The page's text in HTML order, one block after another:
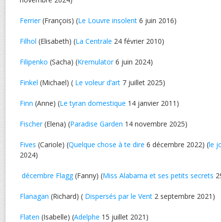
Ferrier(François) (Le Louvre insolent 6 juin 2016)
Filhol (Elisabeth) (La Centrale 24 février 2010)
Filipenko (Sacha) (Kremulator6 juin 2024)
Finkel (Michael) ( Le voleur d’art 7 juillet 2025)
Finn (Anne) (Le tyran domestique 14 janvier 2011)
Fischer(Elena) (Paradise Garden 14 novembre 2025)
Fives (Cariole) (Quelque chose à te dire 6 décembre 2022) (le
2024)
décembre Flagg(Fanny) (Miss Alabama et ses petits secrets
Flanagan (Richard) ( Dispersés par le Vent 2 septembre 2021)
Flaten (Isabelle) (Adelphe 15 juillet 2021)